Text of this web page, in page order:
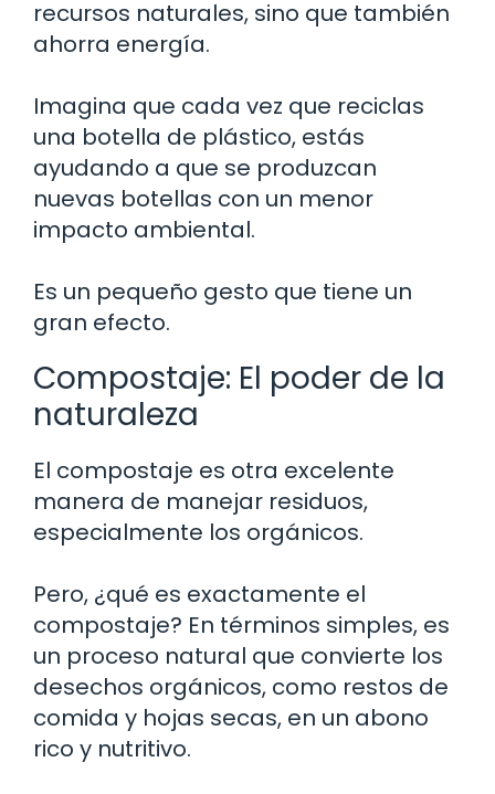
recursos naturales, sino que también
ahorra energía.
Imagina que cada vez que reciclas
una botella de plástico, estás
ayudando a que se produzcan
nuevas botellas con un menor
impacto ambiental.
Es un pequeño gesto que tiene un
gran efecto.
Compostaje: El poder de la
naturaleza
El compostaje es otra excelente
manera de manejar residuos,
especialmente los orgánicos.
Pero, ¿qué es exactamente el
compostaje? En términos simples, es
un proceso natural que convierte los
desechos orgánicos, como restos de
comida y hojas secas, en un abono
rico y nutritivo.